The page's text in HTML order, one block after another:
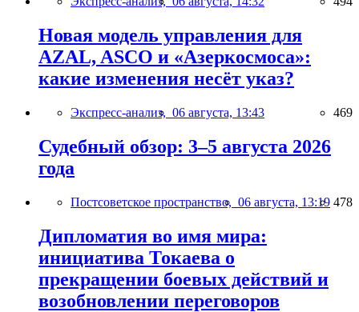
Новая модель управления для
AZAL, ASCO и «Азеркосмоса»:
какие изменения несёт указ?
Экспресс-анализ, 06 августа, 13:43 469
Судебный обзор: 3–5 августа 2026
года
Постсоветское пространство, 06 августа, 13:19 478
Дипломатия во имя мира:
инициатива Токаева о
прекращении боевых действий и
возобновлении переговоров